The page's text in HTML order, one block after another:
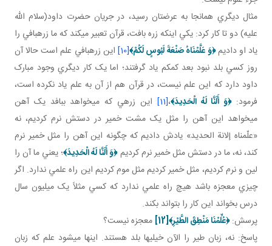
مثال ديگري همان جا به عرضتان رسيد، در جريان حضرت داود(سلام الله
عليه) دو تا کار کرد: يکي اينکه زره بافت، قرآن تعبير مي کند که ما زره بافي را
ياد او داديم﴿وَ عَلَّمْنَاهُ صَنْعَةَ لَبُوسٍ لَكُمْ﴾[10]
اين زره بافي علم است حالا آن
روز کسي بلد نبود بعد کم کم ياد گرفتند؛ اما يک کار ديگري وجود مبارک
داود دارد که اين علم نيست، در قرآن هم از آن به علم ياد نکرده است،
فرمود:﴿وَ أَلَنَّا لَهُ الْحَدِيدَ﴾،[11]
اين زرهي که مي خواهد ببافد يک آهن
مي خواهد اين آهن را مثل يک مشت خمير در دستش نرم کرديم، نه
«علّمناه إلانة الحديد» يادش داديم که چگونه اين آهن را مثل خمير نرم
کند، نه، ما در دستش مثل خمير نرم کرديم﴿وَ أَلَنَّا لَهُ الْحَدِيدَ﴾؛ يعني ما آن را
لين و نرم کرديم، مثل خمير کرديم مثل موم کرديم اين راه علمي ندارد. اگر
چيزي معجزه باشد هيچ راه علمي ندارد که کسي مثلاً يک ميليون سال
درس بخواند اين کار را بتواند بکند.
پرسش:﴿عُلِّمْنَا مَنْطِقَ الطَّيْرِ﴾[12]
معجزه نيست؟
پاسخ: نه، زبان طير را الآن خيلي ها بلد هستند. اينها مي شود علم که زبان